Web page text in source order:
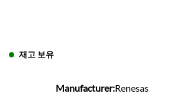
재고 보유
Manufacturer:Renesas